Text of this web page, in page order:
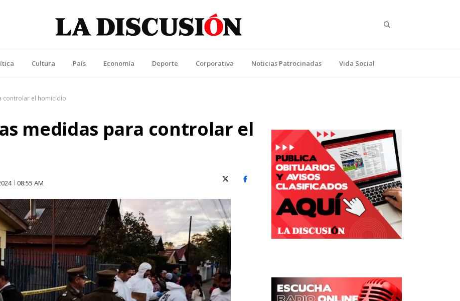
Cultura País Economía Deporte Corporativa Noticias Patrocinadas Vida Social
controlar el homicidio
medidas para controlar el
08:55 AM X (Twitter)Facebook